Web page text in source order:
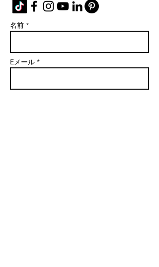
名前 *
Eメール *